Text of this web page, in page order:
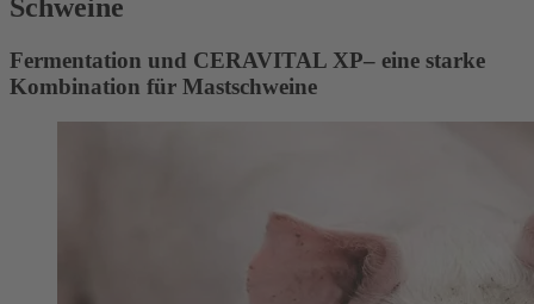
Schweine
Fermentation und CERAVITAL XP– eine starke
Kombination für Mastschweine